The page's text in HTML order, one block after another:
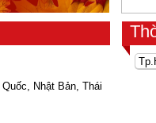
Nhật Bản, Thái